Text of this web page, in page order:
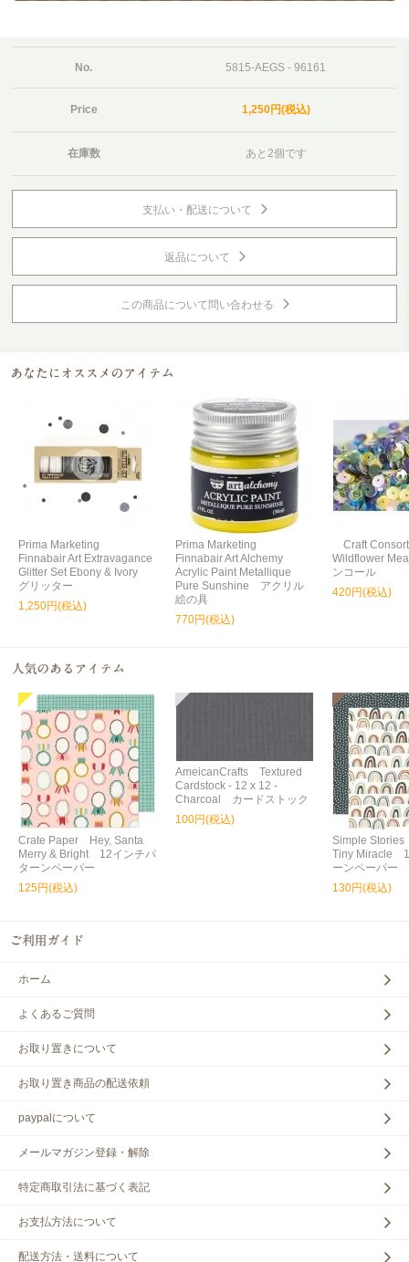
No. 5815-AEGS - 96161
Price 1,250円(税込)
在庫数 あと2個です
支払い・配送について
返品について
この商品について問い合わせる
Prima Marketing
Finnabair Art Extravagance
Glitter Set Ebony & Ivory
グリッター
1,250円(税込)
Prima Marketing
Finnabair Art Alchemy
Acrylic Paint Metallique
Pure Sunshine アクリル
絵の具
770円(税込)
Craft
Wildflower
ンコール
420円(税込)
Crate Paper Hey, Santa
Merry & Bright 12インチパ
ターンペーパー
125円(税込)
AmeicanCrafts Textured
Cardstock - 12 x 12 -
Charcoal カードストック
100円(税込)
Simple
Tiny Miracle
ーンペーパー
130円(税込)
ホーム
よくあるご質問
お取り置きについて
お取り置き商品の配送依頼
paypalについて
メールマガジン登録・解除
特定商取引法に基づく表記
お支払方法について
配送方法・送料について